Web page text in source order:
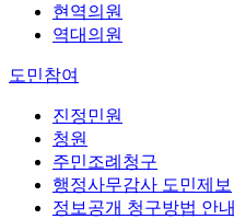
현역의원
역대의원
도민참여
진정민원
청원
주민조례청구
행정사무감사 도민제보
정보공개 청구방법 안내